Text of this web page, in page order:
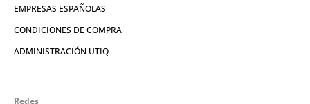
EMPRESAS ESPAÑOLAS
CONDICIONES DE COMPRA
ADMINISTRACIÓN UTIQ
Redes